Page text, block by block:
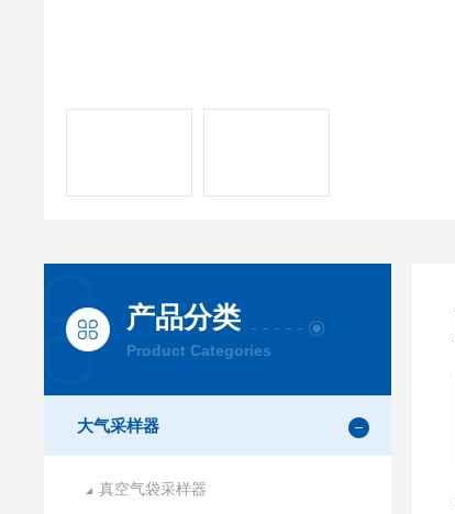
产品分类
Product Categories
大气采样器
真空气袋采样器